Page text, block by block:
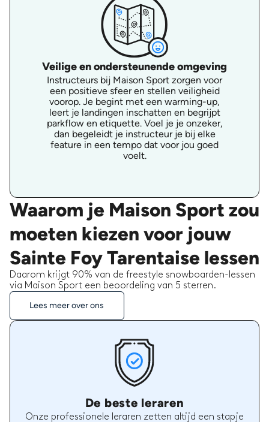
Veilige en ondersteunende omgeving
Instructeurs bij Maison Sport zorgen voor
een positieve sfeer en stellen veiligheid
voorop. Je begint met een warming-up,
leert je landingen inschatten en begrijpt
parkflow en etiquette. Voel je je onzeker,
dan begeleidt je instructeur je bij elke
feature in een tempo dat voor jou goed
voelt.
Waarom je Maison Sport zou
moeten kiezen voor jouw
Sainte Foy Tarentaise lessen
Daarom krijgt 90% van de freestyle snowboarden-lessen
via Maison Sport een beoordeling van 5 sterren.
Lees meer over ons
De beste leraren
Onze professionele leraren zetten altijd een stapje